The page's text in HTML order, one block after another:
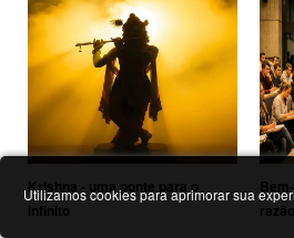
Krishna - uma ponte para o
infinito
razão
Utilizamos cookies para aprimorar sua